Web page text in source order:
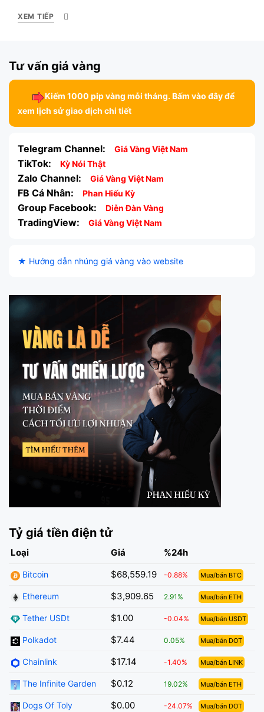
XEM TIẾP
Tư vấn giá vàng
Kiếm 1000 pip vàng mỗi tháng. Bấm vào đây để
xem lịch sử giao dịch chi tiết
Telegram Channel: Giá Vàng Việt Nam
TikTok: Kỳ Nói Thật
Zalo Channel: Giá Vàng Việt Nam
FB Cá Nhân: Phan Hiếu Kỳ
Group Facebook: Diễn Đàn Vàng
TradingView: Giá Vàng Việt Nam
★ Hướng dẫn nhúng giá vàng vào website
Tỷ giá tiền điện tử
Loại Giá %24h
Bitcoin $68,559.19 -0.88% Mua/bán BTC
Ethereum $3,909.65 2.91% Mua/bán ETH
Tether USDt $1.00 -0.04% Mua/bán USDT
Polkadot $7.44 0.05% Mua/bán DOT
Chainlink $17.14 -1.40% Mua/bán LINK
The Infinite Garden $0.12 19.02% Mua/bán ETH
Dogs Of Toly $0.00 -24.07% Mua/bán DOT